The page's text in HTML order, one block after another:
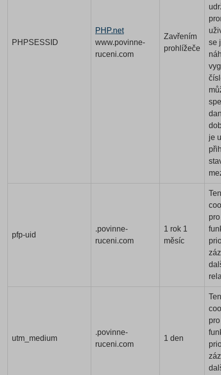
PHPSESSID
PHP.net
www.povinne-
ruceni.com
Zavřením
prohlížeče
se
je
pfp-uid
.povinne-
ruceni.com
1 rok 1
měsíc
utm_medium
.povinne-
ruceni.com
1 den